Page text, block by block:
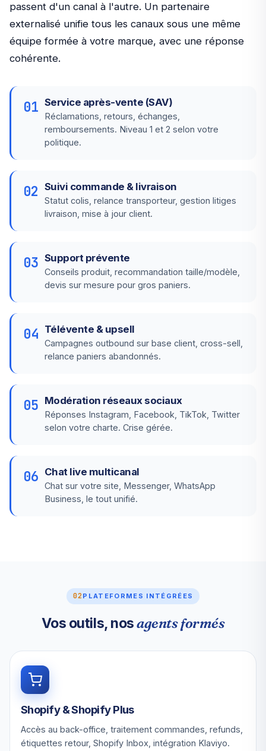
passent d'un canal à l'autre. Un partenaire
externalisé unifie tous les canaux sous une même
équipe formée à votre marque, avec une réponse
cohérente.
01 Service après-vente (SAV)
Réclamations, retours, échanges,
remboursements. Niveau 1 et 2 selon votre
politique.
02 Suivi commande & livraison
Statut colis, relance transporteur, gestion litiges
livraison, mise à jour client.
03 Support prévente
Conseils produit, recommandation taille/modèle,
devis sur mesure pour gros paniers.
04 Télévente & upsell
Campagnes outbound sur base client, cross-sell,
relance paniers abandonnés.
05 Modération réseaux sociaux
Réponses Instagram, Facebook, TikTok, Twitter
selon votre charte. Crise gérée.
06 Chat live multicanal
Chat sur votre site, Messenger, WhatsApp
Business, le tout unifié.
02PLATEFORMES INTÉGRÉES
Vos outils, nosagents formés
Shopify & Shopify Plus
Accès au back-office, traitement commandes, refunds,
étiquettes retour, Shopify Inbox, intégration Klaviyo.